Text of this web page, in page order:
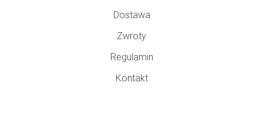
Dostawa
Zwroty
Regulamin
Kontakt